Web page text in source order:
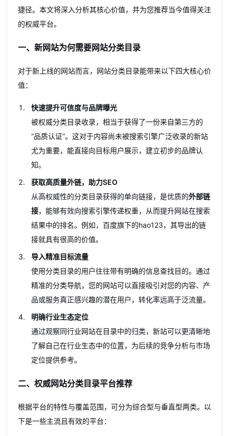
的
站
引
流
捷径。本文将深入分析其核心价值，并为您推荐当今值得关注
的权威平台。
一、新网站为何需要网站分类目录
对于新上线的网站而言，网站分类目录能带来以下四大核心价
值：
快速提升可信度与品牌曝光
被权威分类目录收录，相当于获得了一份来自第三方的
“品质认证”。这对于内容尚未被搜索引擎广泛收录的新站
尤为重要，能直接向目标用户展示，建立初步的品牌认
知。
获取高质量外链，助力SEO
从高权威性的分类目录获得的单向链接，是优质的外部链
接，能够有效向搜索引擎传递权重，从而提升网站在搜索
结果中的排名。例如，百度旗下的hao123，其导出的链
接就具有很高的价值。
导入精准目标流量
使用分类目录的用户往往带有明确的信息查找目的。通过
精准的分类导航，您的网站可以直接吸引对您的内容、产
品或服务真正感兴趣的潜在用户，转化率远高于泛流量。
明确行业生态定位
通过观察同行业网站在目录中的归类，新站可以更清晰地
了解自己在行业生态中的位置，为后续的竞争分析与市场
定位提供参考。
二、权威网站分类目录平台推荐
根据平台的特性与覆盖范围，可分为综合型与垂直型两类。以
下是一些主流且有效的平台：